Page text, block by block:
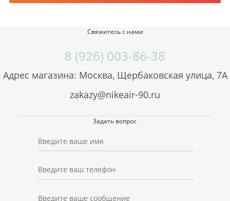
сравнения можно посмотреть цены на модели,
Свяжитесь с нами
8 (926) 003-86-38
Адрес магазина: Москва, Щербаковская улица, 7А
zakazy@nikeair-90.ru
Задать вопрос